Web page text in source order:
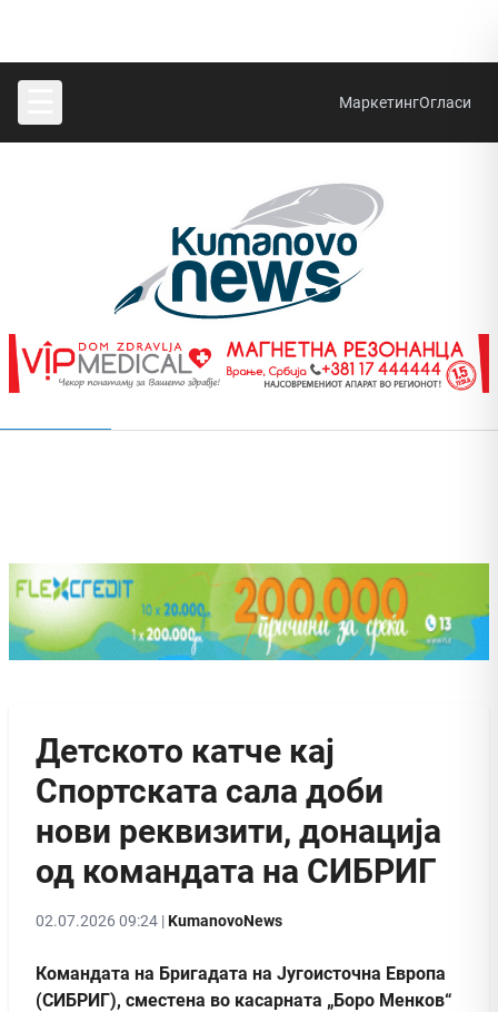
МаркетингОгласи
Детското катче кај
Спортската сала доби
нови реквизити, донација
од командата на СИБРИГ
02.07.2026 09:24 |KumanovoNews
Командата на Бригадата на Југоисточна Европа
(СИБРИГ), сместена во касарната „Боро Менков“